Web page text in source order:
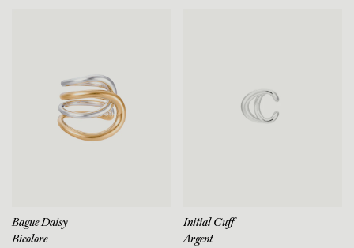
Bague Daisy
Bicolore
Initial Cuff
Argent